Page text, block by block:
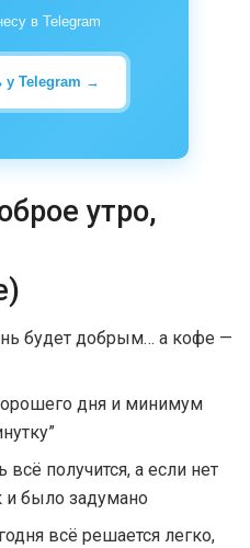
в Telegram
у Telegram →
утро,
будет добрым… а кофе —
дня и минимум
получится, а если нет
и было задумано
всё решается легко,